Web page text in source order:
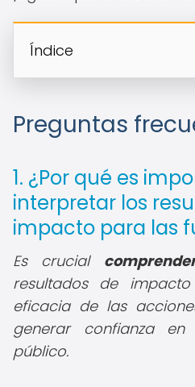
Índice
Preguntas
1. ¿Por qué es
interpretar los
impacto para las
Es crucial
resultados de
eficacia de las
generar confianza
público.